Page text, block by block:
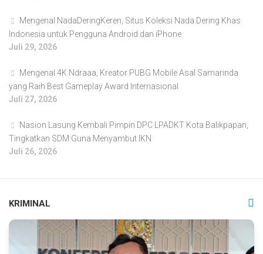
Mengenal NadaDeringKeren, Situs Koleksi Nada Dering Khas
Indonesia untuk Pengguna Android dan iPhone
Juli 29, 2026
Mengenal 4K Ndraaa, Kreator PUBG Mobile Asal Samarinda
yang Raih Best Gameplay Award Internasional
Juli 27, 2026
Nasion Lasung Kembali Pimpin DPC LPADKT Kota Balikpapan,
Tingkatkan SDM Guna Menyambut IKN
Juli 26, 2026
KRIMINAL